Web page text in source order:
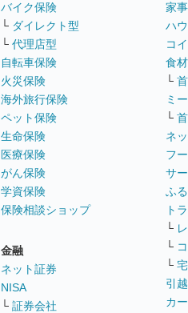
バイク保険
└ ダイレクト型
└ 代理店型
自転車保険
火災保険
海外旅行保険
ペット保険
生命保険
医療保険
がん保険
学資保険
保険相談ショップ
金融
ネット証券
NISA
└ 証券会社
家
ハ
コ
食
└
ミ
└
ネ
フ
サ
ふ
ト
└
└
└
引
カ